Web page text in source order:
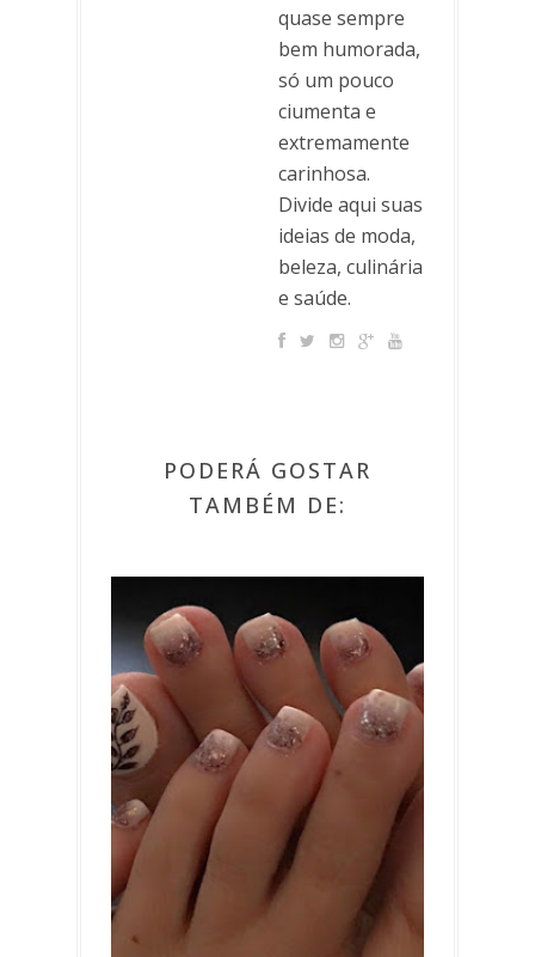
quase sempre
bem humorada,
só um pouco
ciumenta e
extremamente
carinhosa.
Divide aqui suas
ideias de moda,
beleza, culinária
e saúde.
PODERÁ GOSTAR
TAMBÉM DE: